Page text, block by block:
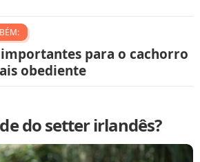
importantes para o cachorro
obediente
do setter irlandês?